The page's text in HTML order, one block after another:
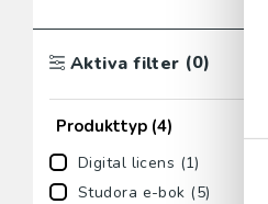
Aktiva filter (0)
Produkttyp (4)
Digital licens (1)
Studora e-bok (5)